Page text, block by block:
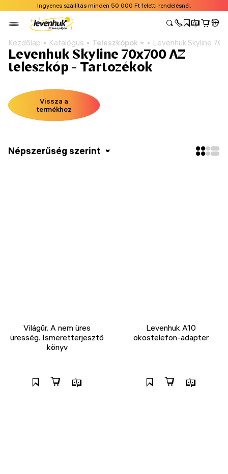
Ingyenes szállítás minden 50 000 Ft feletti rendelésnél.
Kezdőlap Katalógus Teleszkópok Levenhuk Skyline
Levenhuk Skyline 70x700 AZ
teleszkóp - Tartozékok
Vissza a
termékhez
Népszerűség szerint
Világűr. A nem üres
üresség. Ismeretterjesztő
könyv
Levenhuk A10
okostelefon-adapter